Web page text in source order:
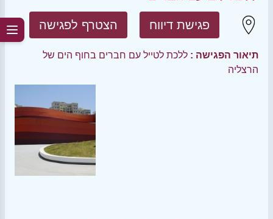
הצטרף לפגישה פגישת דיווח
תיאור הפגישה : ללכת לטייל עם חברים בחוף הים של
הרצליה